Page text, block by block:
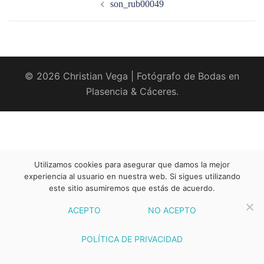
son_rub00049
© 2026 Christian Vega | Fotógrafo de Bodas en
Plasencia & Cáceres.
Utilizamos cookies para asegurar que damos la mejor
experiencia al usuario en nuestra web. Si sigues utilizando
este sitio asumiremos que estás de acuerdo.
ACEPTO NO ACEPTO
POLÍTICA DE PRIVACIDAD